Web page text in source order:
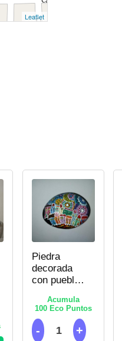
Leaflet
Piedra
decorada
con pueblo
–
Acumula
100Eco Puntos